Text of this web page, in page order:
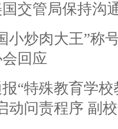
交管局保持沟
小炒肉大王”称
回应
“特殊教育学
动问责程序 副